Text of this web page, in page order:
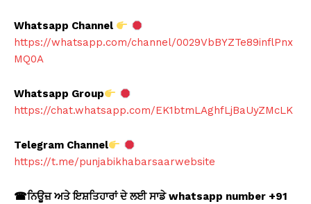
Whatsapp Channel
https://whatsapp.com/channel/0029VbBYZTe89inflPnx
MQ0A
Whatsapp Group
https://chat.whatsapp.com/EK1btmLAghfLjBaUyZMcLK
Telegram Channel
https://t.me/punjabikhabarsaarwebsite
☎ਨਿਊਜ਼ ਅਤੇ ਇਸ਼ਤਿਹਾਰਾਂ ਦੇ ਲਈ ਸਾਡੇ whatsapp number +91